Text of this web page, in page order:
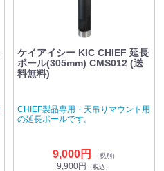
ケイアイシー KIC CHIEF 延長
ポール(305mm) CMS012 (送
料無料)
CHIEF製品専用・天吊りマウント用
の延長ポールです。
9,000円 （税別）
9,900円 （税込）